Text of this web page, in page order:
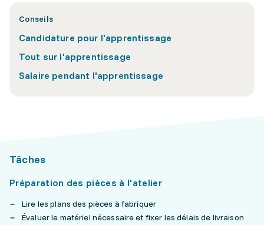
Conseils
Candidature pour l'apprentissage
Tout sur l'apprentissage
Salaire pendant l'apprentissage
Tâches
Préparation des pièces à l'atelier
Lire les plans des pièces à fabriquer
Évaluer le matériel nécessaire et fixer les délais de livraison